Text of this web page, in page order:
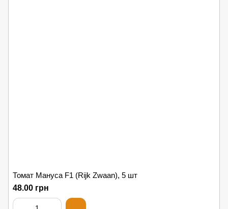
Томат Мануса F1 (Rijk Zwaan), 5 шт
48.00 грн